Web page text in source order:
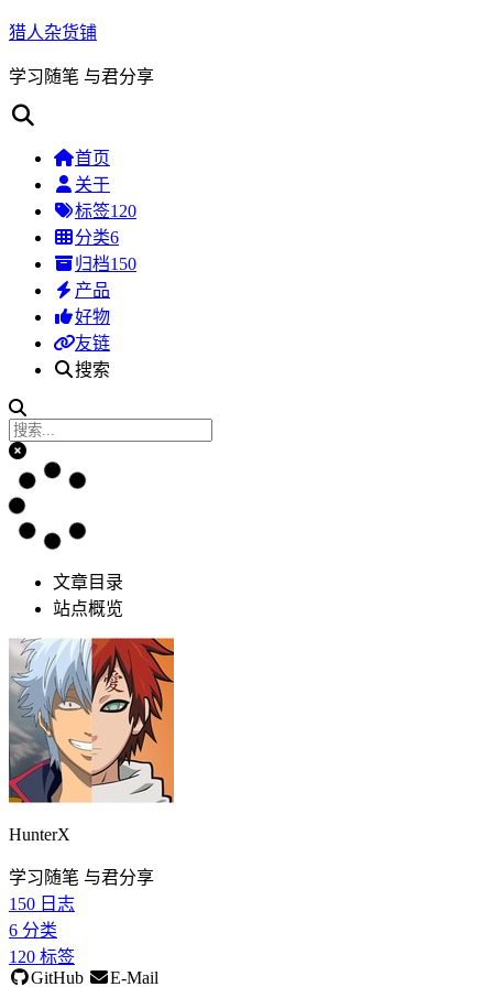
猎人杂货铺
学习随笔 与君分享
首页
关于
标签120
分类6
归档150
产品
好物
友链
搜索
文章目录
站点概览
HunterX
学习随笔 与君分享
150 日志
6 分类
120 标签
GitHub
E-Mail